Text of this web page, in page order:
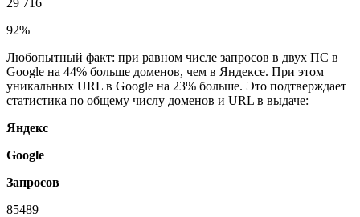
92%
Любопытный факт: при равном числе запросов в двух ПС в
Google на 44% больше доменов, чем в Яндексе. При этом
уникальных URL в Google на 23% больше. Это подтверждает
статистика по общему числу доменов и URL в выдаче:
Яндекс
Google
Запросов
85489